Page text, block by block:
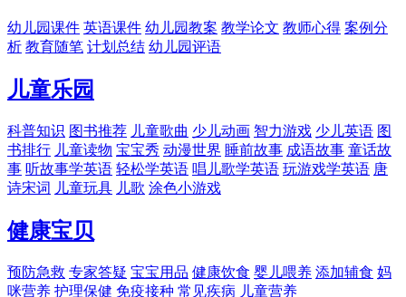
幼儿园课件 英语课件 幼儿园教案 教学论文 教师心得 案例分
析 教育随笔 计划总结 幼儿园评语
儿童乐园
科普知识 图书推荐 儿童歌曲 少儿动画 智力游戏 少儿英语 图
书排行 儿童读物 宝宝秀 动漫世界 睡前故事 成语故事 童话故
事 听故事学英语 轻松学英语 唱儿歌学英语 玩游戏学英语 唐
诗宋词 儿童玩具 儿歌 涂色小游戏
健康宝贝
预防急救 专家答疑 宝宝用品 健康饮食 婴儿喂养 添加辅食 妈
咪营养 护理保健 免疫接种 常见疾病 儿童营养